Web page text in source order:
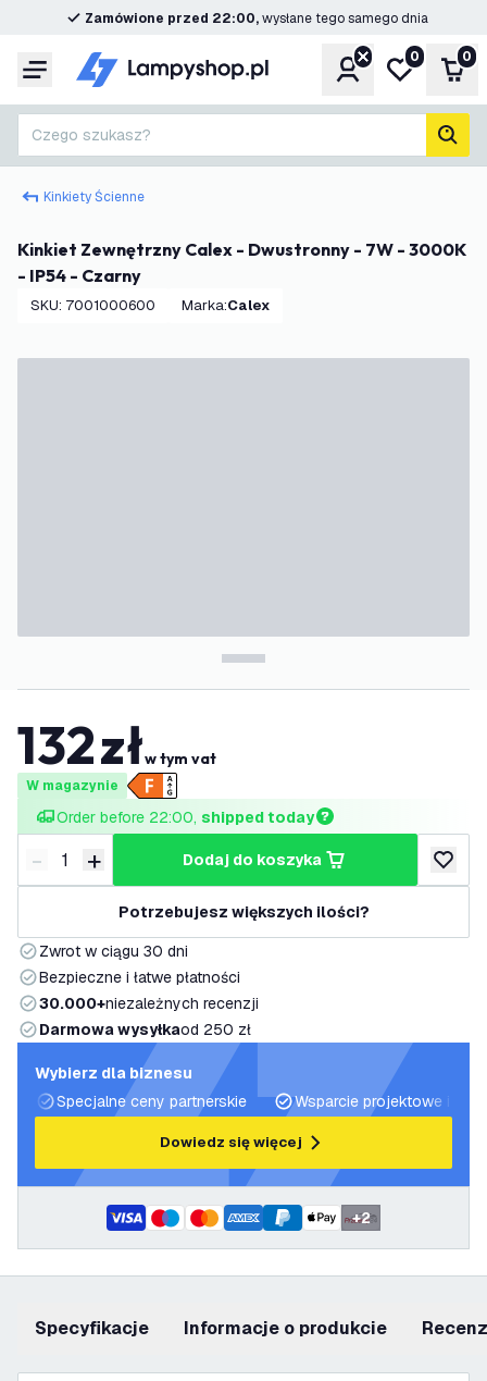
Zamówione przed 22:00,wysłane tego samego dnia
Menu KontoMoja lista
0 0
Czego szukasz?
Kinkiety Ścienne
Kinkiet Zewnętrzny Calex - Dwustronny - 7W - 3000K
- IP54 - Czarny
SKU: 7001000600 Marka: Calex
132złw tym vat
W magazynie
Order before 22:00, shipped today
Zmniejsz ilość
- Zwiększ ilość
+ dodaj do koszyka
dodaj
Potrzebujesz większych ilości?
Zwrot w ciągu 30 dni
Bezpieczne i łatwe płatności
30.000+niezależnych recenzji
Darmowa wysyłkaod 250 zł
Wybierz dla biznesu
Specjalne ceny partnerskie
Wsparcie projektowe i
Dowiedz się więcej
+2
Specyfikacje informacje o produkcie